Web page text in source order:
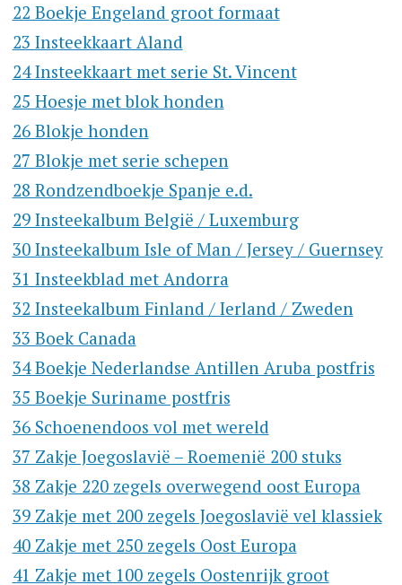
22 Boekje Engeland groot formaat
23 Insteekkaart Aland
24 Insteekkaart met serie St. Vincent
25 Hoesje met blok honden
26 Blokje honden
27 Blokje met serie schepen
28 Rondzendboekje Spanje e.d.
29 Insteekalbum België / Luxemburg
30 Insteekalbum Isle of Man / Jersey / Guernsey
31 Insteekblad met Andorra
32 Insteekalbum Finland / Ierland / Zweden
33 Boek Canada
34 Boekje Nederlandse Antillen Aruba postfris
35 Boekje Suriname postfris
36 Schoenendoos vol met wereld
37 Zakje Joegoslavië – Roemenië 200 stuks
38 Zakje 220 zegels overwegend oost Europa
39 Zakje met 200 zegels Joegoslavië vel klassiek
40 Zakje met 250 zegels Oost Europa
41 Zakje met 100 zegels Oostenrijk groot